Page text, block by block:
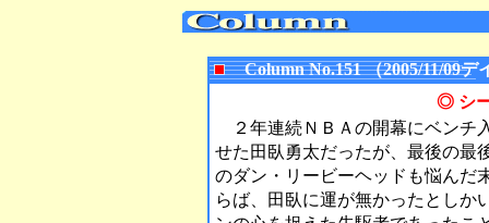
Column No.151 （2005/11/09デ
◎ シ
２年連続ＮＢＡの開幕にベンチ
せた田臥勇太だったが、最後の最
のダン・リービーヘッドも悩んだ
らば、田臥に運が無かったとしか